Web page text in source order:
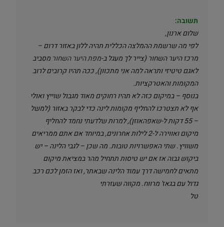
תשובה:
שלום ארנון,
לפי מה שרשמת ההמלצה הכללית תהיה ללון באזור דרום –
מרכז היער השחור (צייר לך מעגל ב-מפת היער השחור מסביב
לאגם טיטיזי ותראה למה אני מתכוון), ככה תהיו קרובים לרוב
המקומות והאטרקציות.
בנוסף – במיקום כזה לא תהיו רחוקים מאוד מגבול שוייץ ואולי
אף לא תצטרכו להחליף מקומות לינה כדי לבקר באזור (למשל
– 55 דקות ל-שאפהאוזן), למרות שלדעתי נחמד להחליף
מיקום ואווירה ל-2 לילות אחרונים, במיוחד אם אתם ממריאים
משוויץ. שתי האפשרויות טובות. מה שכן – לגבי הלינה – יש
ביקוש גבוה אז אם יש טיסות תתחיל מהר במציאת מיקום
מתאים לחמישה דרך עמוד הלינה שבאתר, ואז הזמן לכם רכב
גדול עם בגאז' מרווח. מקווה שעזרתי
טל